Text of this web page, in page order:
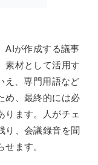
AIが作成する議事
素材として活用す
え、専門用語など
め、最終的には必
ります。人がチェ
り、会議録音を聞
ます。